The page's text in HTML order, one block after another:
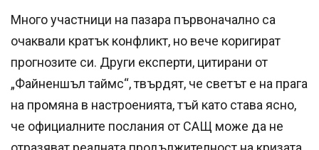
Много участници на пазара първоначално са
очаквали кратък конфликт, но вече коригират
прогнозите си. Други експерти, цитирани от
„Файненшъл таймс“, твърдят, че светът е на прага
на промяна в настроенията, тъй като става ясно,
че официалните послания от САЩ може да не